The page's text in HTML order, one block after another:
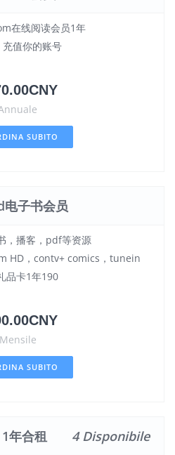
在线阅读会员1年
充值你的账号
SUBITO
电子书会员
，播客，pdf等资源
HD，contv+ comics，tunein
品卡1年190
Mensile
SUBITO
年合租 4 Disponibile